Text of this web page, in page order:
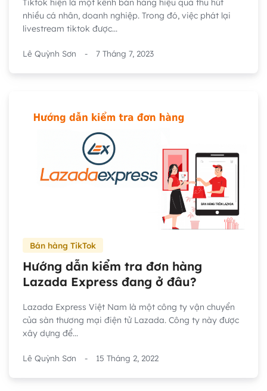
Tiktok hiện là một kênh bán hàng hiệu quả thu hút
nhiều cá nhân, doanh nghiệp. Trong đó, việc phát lại
livestream tiktok được...
Lê Quỳnh Sơn - 7 Tháng 7, 2023
Bán hàng TikTok
Hướng dẫn kiểm tra đơn hàng
Lazada Express đang ở đâu?
Lazada Express Việt Nam là một công ty vận chuyển
của sàn thương mại điện tử Lazada. Công ty này được
xây dựng để...
Lê Quỳnh Sơn - 15 Tháng 2, 2022